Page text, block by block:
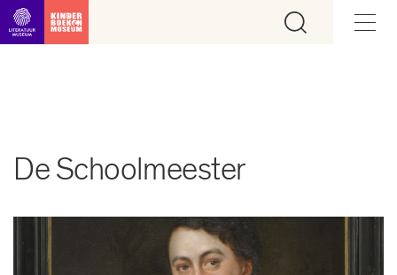
Ga direct naar inhoud
De Schoolmeester